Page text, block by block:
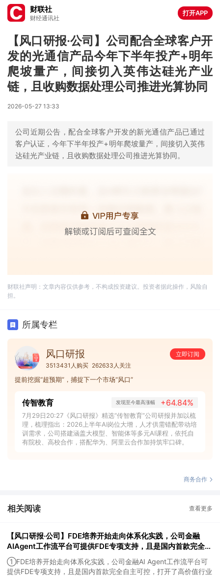
财联社
财经通讯社
打开APP
【风口研报·公司】公司配合全球客户开
发的光通信产品今年下半年投产+明年
爬坡量产，间接切入英伟达硅光产业
链，且收购数据处理公司推进光算协同
2026-05-27 13:33
公司近期公告，配合全球客户开发的新光通信产品已通过
客户认证，今年下半年投产+明年爬坡量产，间接切入英伟
达硅光产业链，且收购数据处理公司推进光算协同。
财联社声明：文章内容仅供参考，不构成投资建议。投资者据此操作，风险自
担。
所属专栏
风口研报
立即订阅
3513431人购买 262633人关注
提前挖掘“超预期”，捕捉下一个市场“风口”
传智教育 发现至今最高涨幅 +64.84%
7月29日20:27《风口研报》精选“传智教育”公司研报并加以梳
理，梳理指出：2026上半年AI岗位大增，人才供需错配带动培
训需求，公司搭建涵盖大模型、智能体等多元AI课程，依托自
有院校、高校合作，搭配华为、阿里云合作加持筑牢口碑。
商务合作
相关阅读 查看更多
【风口研报·公司】FDE培养开始走向体系化实践，公司金融
AIAgent工作流平台可提供FDE专项支持，且是国内首款完全自
主可控，打开了高价值行业的落地空间；另有公司兼具成长强确
定性、低估值、高股息属性
①FDE培养开始走向体系化实践，公司金融AI Agent工作流平台可
提供FDE专项支持，且是国内首款完全自主可控，打开了高价值行业